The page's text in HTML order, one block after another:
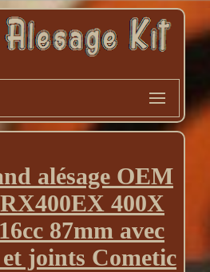
alésage OEM
400X
87mm avec
joints Cometic